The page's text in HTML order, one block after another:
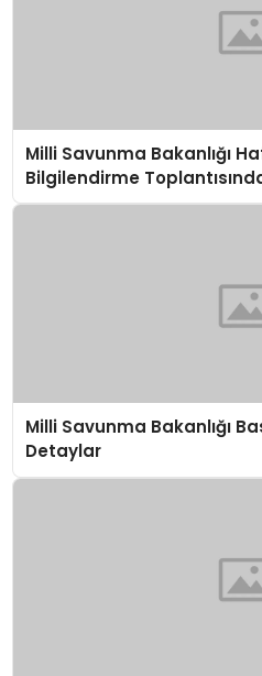
Milli Savunma Bakanlığı
Bilgilendirme
Milli Savunma Bakanlığı
Detaylar